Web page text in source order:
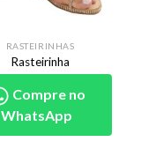
RASTEIRINHAS
Rasteirinha
Compre no
WhatsApp